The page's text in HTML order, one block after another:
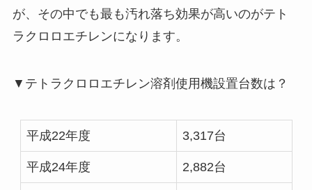
が、その中でも最も汚れ落ち効果が高いのがテト
ラクロロエチレンになります。
▼テトラクロロエチレン溶剤使用機設置台数は？
平成22年度 3,317台
平成24年度 2,882台